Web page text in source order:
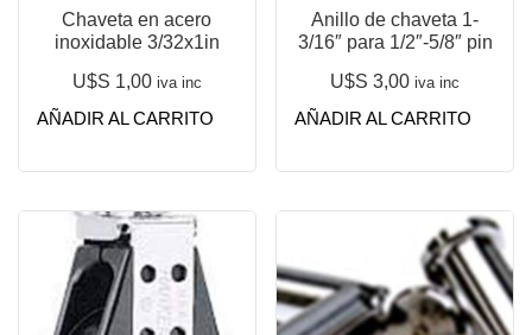
Chaveta en acero
inoxidable 3/32x1in
U$S 1,00 iva inc
AÑADIR AL CARRITO
Anillo de chaveta 1-
3/16″ para 1/2″-5/8″ pin
U$S3,00 iva inc
AÑADIR AL CARRITO